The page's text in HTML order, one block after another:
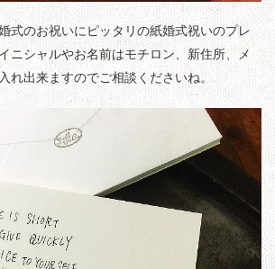
式のお祝いにピッタリの紙婚式祝いのプレ
ニシャルやお名前はモチロン、新住所、メ
れ出来ますのでご相談くださいね。